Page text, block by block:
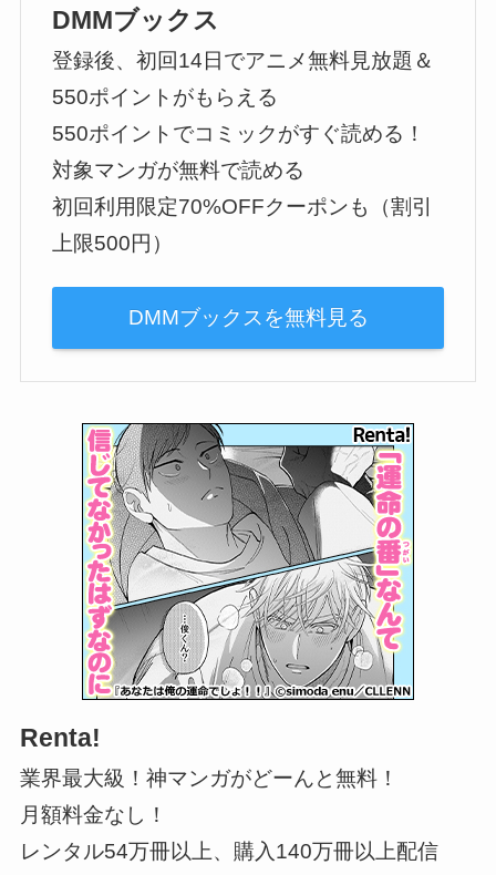
DMMブックス
登録後、初回14日でアニメ無料見放題＆
550ポイントがもらえる
550ポイントでコミックがすぐ読める！
対象マンガが無料で読める
初回利用限定70%OFFクーポンも（割引
上限500円）
DMMブックスを無料見る
Renta!
業界最大級！神マンガがどーんと無料！
月額料金なし！
レンタル54万冊以上、購入140万冊以上配信